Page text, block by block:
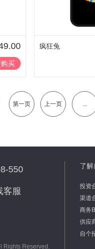
买
疯狂兔
第一页 上一页 ...
550
客服
Rights Reserved.
了
投资
渠道
商务
供应
自个